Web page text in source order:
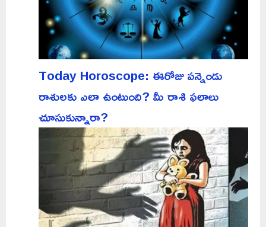
Today Horoscope: ఈరోజు పన్నెండు
రాశులకు ఎలా ఉంటుంది? మీ రాశి ఫలాలు
చూసుకున్నారా?